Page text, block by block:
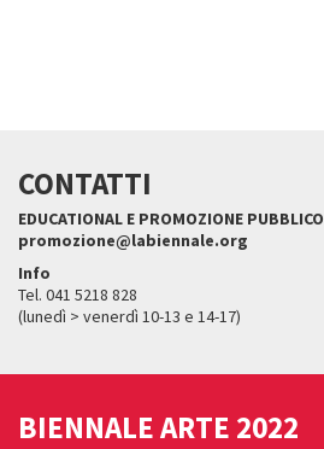
CONTATTI
EDUCATIONAL E PROMOZIONE PUBBLICO
promozione@labiennale.org
Info
Tel. 041 5218 828
(lunedì > venerdì 10-13 e 14-17)
BIENNALE ARTE 2022